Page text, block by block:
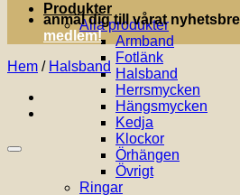
Produkter
Alla produkter
Armband
Fotlänk
Halsband
Herrsmycken
Hängsmycken
Kedja
Klockor
Örhängen
Övrigt
Ringar
anmäl dig till vårat
medlem!
Hem / Halsband